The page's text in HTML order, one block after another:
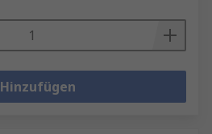
Hinzufügen